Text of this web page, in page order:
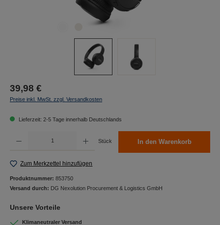
39,98 €
Preise inkl. MwSt. zzgl. Versandkosten
Lieferzeit: 2-5 Tage innerhalb Deutschlands
Stück In den Warenkorb
Zum Merkzettel hinzufügen
Produktnummer: 853750
Versand durch: DG Nexolution Procurement & Logistics GmbH
Unsere Vorteile
Klimaneutraler Versand